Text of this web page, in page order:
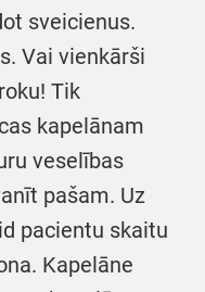
sveicienus.
Vai vienkārši
Tik
kapelānam
veselības
pašam. Uz
pacientu skaitu
Kapelāne